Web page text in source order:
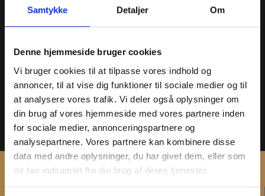
Samtykke Detaljer Om
Denne hjemmeside bruger cookies
Vi bruger cookies til at tilpasse vores indhold og
annoncer, til at vise dig funktioner til sociale medier og til
at analysere vores trafik. Vi deler også oplysninger om
din brug af vores hjemmeside med vores partnere inden
for sociale medier, annonceringspartnere og
analysepartnere. Vores partnere kan kombinere disse
data med andre oplysninger, du har givet dem, eller som
de har indsamlet fra din brug af deres tjenester.
Jannie Kjeldgaard Drews
Arkæologi
Studentermedhjælp
jkd@vestmuseum.dk